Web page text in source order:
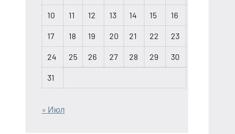
10 11 12 13 14 15 16
17 18 19 20 21 22 23
24 25 26 27 28 29 30
31
« Июл